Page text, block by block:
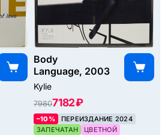
Body
Language, 2003
Kylie
79807182 ₽
–10%
ПЕРЕИЗДАНИЕ 2024
ЗАПЕЧАТАН
ЦВЕТНОЙ